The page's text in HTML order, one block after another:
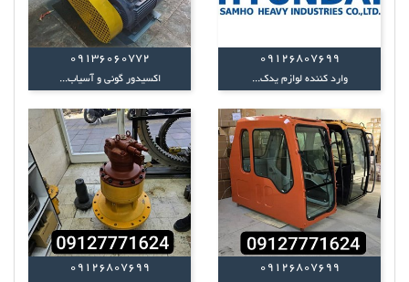
09126807699
وارد کننده لوازم یدک...
09136060772
اکسیدور گونی و آسیاب...
09126807699
09126807699